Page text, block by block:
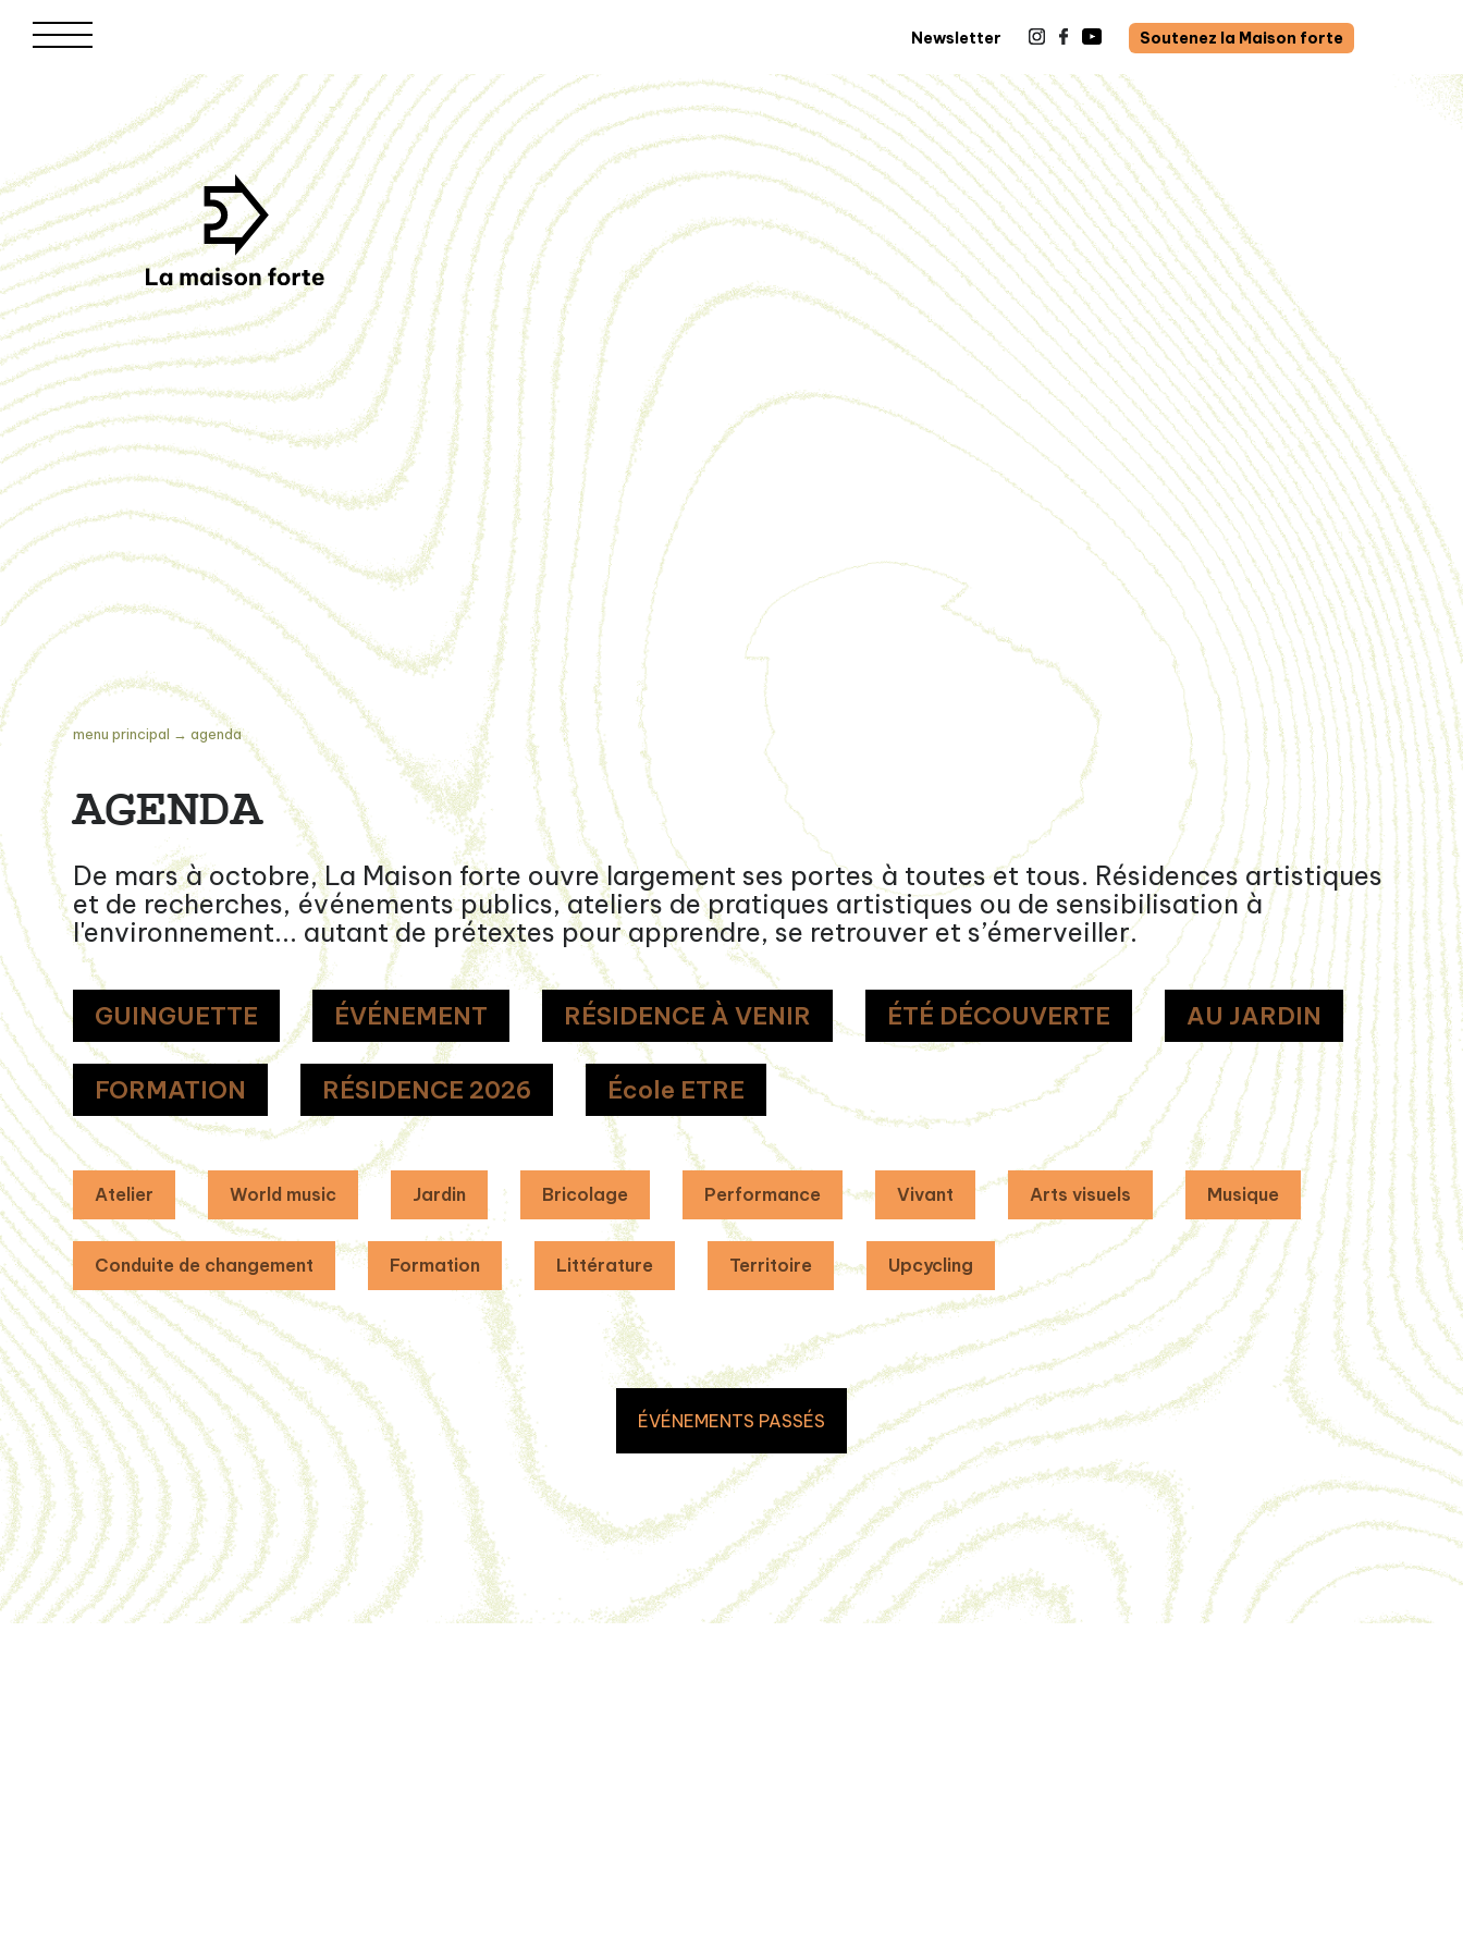
Newsletter Soutenez la Maison forte
menu principal →agenda
AGENDA
De mars à octobre, La Maison forte ouvre largement ses portes à toutes et tous. Résidences artistiques
et de recherches, événements publics, ateliers de pratiques artistiques ou de sensibilisation à
l'environnement... autant de prétextes pour apprendre, se retrouver et s’émerveiller.
GUINGUETTE ÉVÉNEMENT RÉSIDENCE À VENIR ÉTÉ DÉCOUVERTE AU JARDIN
FORMATION RÉSIDENCE 2026 École ETRE
Atelier World music Jardin Bricolage Performance Vivant Arts visuels Musique
Conduite de changement Formation Littérature Territoire Upcycling
ÉVÉNEMENTS PASSÉS